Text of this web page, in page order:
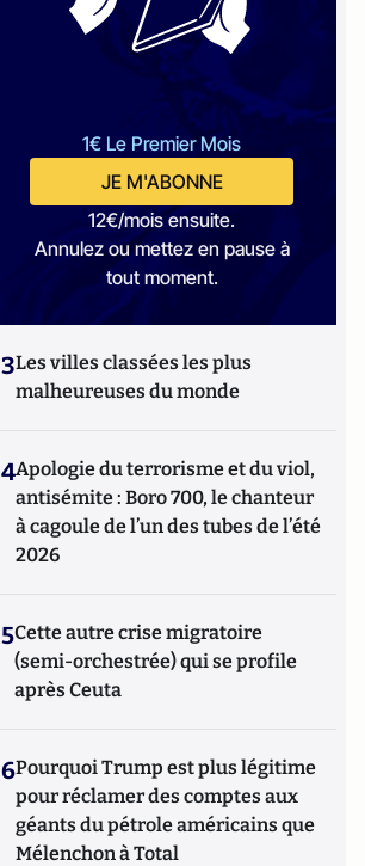
1€ Le Premier Mois
JE M'ABONNE
12€/mois ensuite.
Annulez ou mettez en pause à
tout moment.
3Les villes classées les plus
malheureuses du monde
4Apologie du terrorisme et du viol,
antisémite : Boro 700, le chanteur
à cagoule de l’un des tubes de l’été
2026
5Cette autre crise migratoire
(semi-orchestrée) qui se profile
après Ceuta
6Pourquoi Trump est plus légitime
pour réclamer des comptes aux
géants du pétrole américains que
Mélenchon à Total